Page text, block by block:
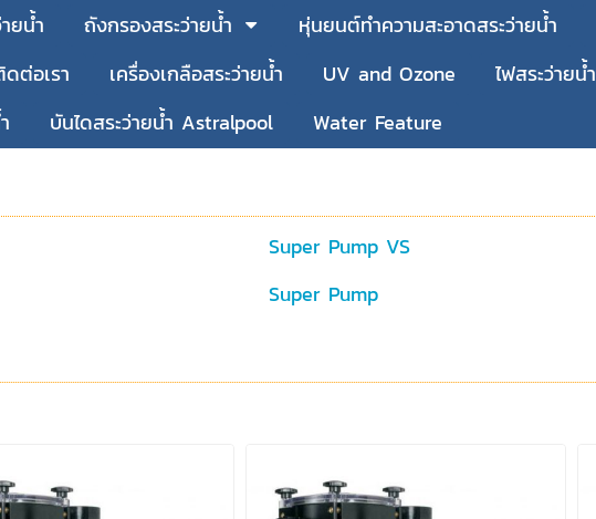
ยน้ำ ถังกรองสระว่ายน้ำ หุ่นยนต์ทำความสะอาดสระว่ายน้ำ
ต่อเรา เครื่องเกลือสระว่ายน้ำ UV and Ozone ไฟสระว่ายน้ำ
บันไดสระว่ายน้ำ Astralpool Water Feature
Super Pump VS
Super Pump